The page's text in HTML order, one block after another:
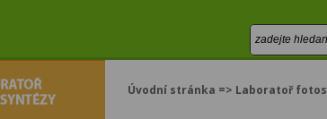
Úvodní stránka => Laboratoř